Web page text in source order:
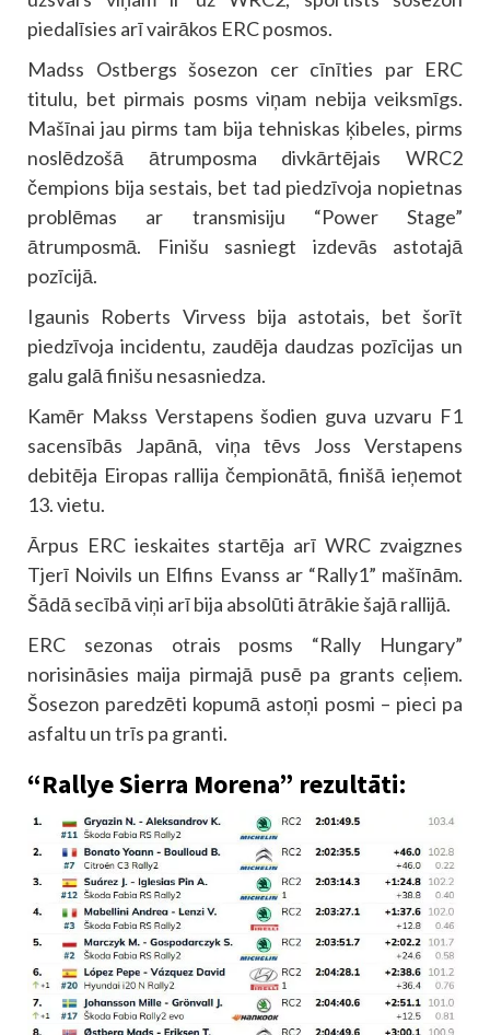
piedalīsies arī vairākos ERC posmos.
Madss Ostbergs šosezon cer cīnīties par ERC
titulu, bet pirmais posms viņam nebija veiksmīgs.
Mašīnai jau pirms tam bija tehniskas ķibeles, pirms
noslēdzošā ātrumposma divkārtējais WRC2
čempions bija sestais, bet tad piedzīvoja nopietnas
problēmas ar transmisiju “Power Stage”
ātrumposmā. Finišu sasniegt izdevās astotajā
pozīcijā.
Igaunis Roberts Virvess bija astotais, bet šorīt
piedzīvoja incidentu, zaudēja daudzas pozīcijas un
galu galā finišu nesasniedza.
Kamēr Makss Verstapens šodien guva uzvaru F1
sacensībās Japānā, viņa tēvs Joss Verstapens
debitēja Eiropas rallija čempionātā, finišā ieņemot
13. vietu.
Ārpus ERC ieskaites startēja arī WRC zvaigznes
Tjerī Noivils un Elfins Evanss ar “Rally1” mašīnām.
Šādā secībā viņi arī bija absolūti ātrākie šajā rallijā.
ERC sezonas otrais posms “Rally Hungary”
norisināsies maija pirmajā pusē pa grants ceļiem.
Šosezon paredzēti kopumā astoņi posmi – pieci pa
asfaltu un trīs pa granti.
“Rallye Sierra Morena” rezultāti: